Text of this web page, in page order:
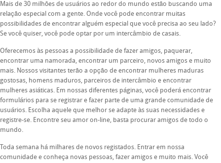
Mais de 30 milhões de usuários ao redor do mundo estão buscando uma
relação especial com a gente. Onde você pode encontrar muitas
possibilidades de encontrar alguém especial que você precisa ao seu lado?
Se você quiser, você pode optar por um intercâmbio de casais.
Oferecemos às pessoas a possibilidade de fazer amigos, paquerar,
encontrar uma namorada, encontrar um parceiro, novos amigos e muito
mais. Nossos visitantes terão a opção de encontrar mulheres maduras
gostosas, homens maduros, parceiros de intercâmbio e encontrar
mulheres asiáticas. Em nossas diferentes páginas, você poderá encontrar
formulários para se registrar e fazer parte de uma grande comunidade de
usuários. Escolha aquele que melhor se adapte às suas necessidades e
registre-se. Encontre seu amor on-line, basta procurar amigos de todo o
mundo.
Toda semana há milhares de novos registados. Entrar em nossa
comunidade e conheça novas pessoas, fazer amigos e muito mais. Você